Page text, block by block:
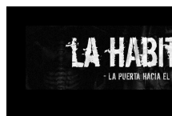
Saltar
Psychedelic, Stoner,